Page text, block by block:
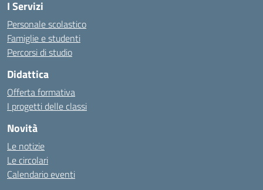
I Servizi
Personale scolastico
Famiglie e studenti
Percorsi di studio
Didattica
Offerta formativa
I progetti delle classi
Novità
Le notizie
Le circolari
Calendario eventi